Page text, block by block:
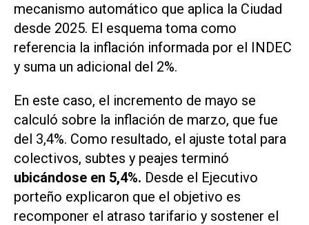
mecanismo automático que aplica la Ciudad
desde 2025. El esquema toma como
referencia la inflación informada por el INDEC
y suma un adicional del 2%.
En este caso, el incremento de mayo se
calculó sobre la inflación de marzo, que fue
del 3,4%. Como resultado, el ajuste total para
colectivos, subtes y peajes terminó
ubicándose en 5,4%. Desde el Ejecutivo
porteño explicaron que el objetivo es
recomponer el atraso tarifario y sostener el